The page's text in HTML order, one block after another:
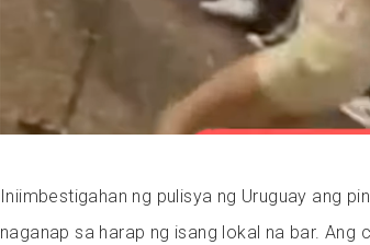
Iniimbestigahan ng pulisya ng Uruguay ang
naganap sa harap ng isang lokal na bar. Ang